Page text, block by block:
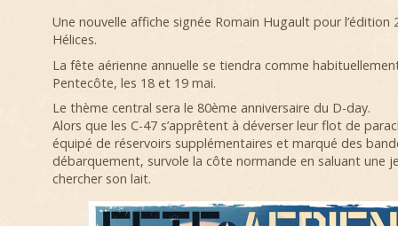
Une nouvelle affiche signée Romain Hugault pour l’édition
Hélices.
La fête aérienne annuelle se tiendra comme
Pentecôte, les 18 et 19 mai.
Le thème central sera le 80ème anniversaire du D-day.
Alors que les C-47 s’apprêtent à déverser leur flot de
équipé de réservoirs supplémentaires et marqué des
débarquement, survole la côte normande en saluant une
chercher son lait.